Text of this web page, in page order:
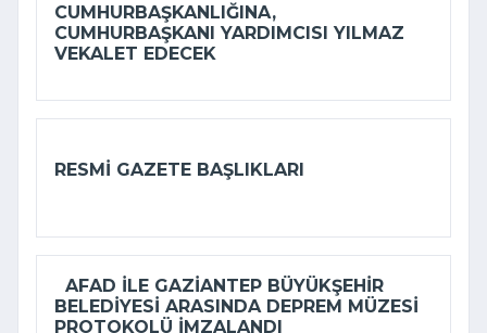
CUMHURBAŞKANLIĞINA,
CUMHURBAŞKANI YARDIMCISI YILMAZ
VEKALET EDECEK
RESMI GAZETE BAŞLIKLARI
AFAD ILE GAZIANTEP BÜYÜKŞEHIR
BELEDIYESI ARASINDA DEPREM MÜZESI
PROTOKOLÜ IMZALANDI